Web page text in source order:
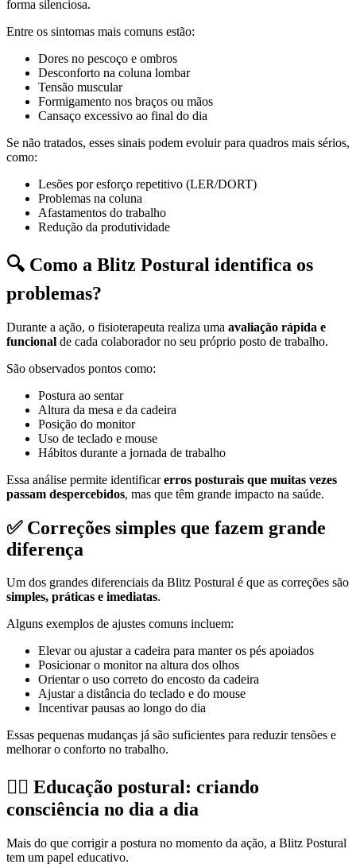
forma silenciosa.
Entre os sintomas mais comuns estão:
Dores no pescoço e ombros
Desconforto na coluna lombar
Tensão muscular
Formigamento nos braços ou mãos
Cansaço excessivo ao final do dia
Se não tratados, esses sinais podem evoluir para quadros mais sérios,
como:
Lesões por esforço repetitivo (LER/DORT)
Problemas na coluna
Afastamentos do trabalho
Redução da produtividade
🔍 Como a Blitz Postural identifica os
problemas?
Durante a ação, o fisioterapeuta realiza uma avaliação rápida e
funcional de cada colaborador no seu próprio posto de trabalho.
São observados pontos como:
Postura ao sentar
Altura da mesa e da cadeira
Posição do monitor
Uso de teclado e mouse
Hábitos durante a jornada de trabalho
Essa análise permite identificarerros posturais que muitas vezes
passam despercebidos, mas que têm grande impacto na saúde.
✅ Correções simples que fazem grande
diferença
Um dos grandes diferenciais da Blitz Postural é que as correções são
simples, práticas e imediatas.
Alguns exemplos de ajustes comuns incluem:
Elevar ou ajustar a cadeira para manter os pés apoiados
Posicionar o monitor na altura dos olhos
Orientar o uso correto do encosto da cadeira
Ajustar a distância do teclado e do mouse
Incentivar pausas ao longo do dia
Essas pequenas mudanças já são suficientes para reduzir tensões e
melhorar o conforto no trabalho.
🧘‍♀️ Educação postural: criando
consciência no dia a dia
Mais do que corrigir a postura no momento da ação, a Blitz Postural
tem um papel educativo.